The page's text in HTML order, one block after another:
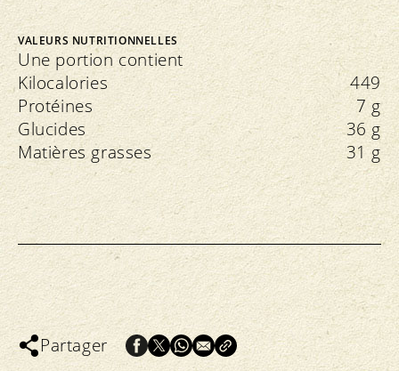
VALEURS NUTRITIONNELLES
Une portion contient
Kilocalories
449
Protéines
7 g
Glucides
36 g
Matières grasses
31 g
Partager